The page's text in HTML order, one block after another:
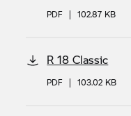
PDF | 102.87 KB
R 18 Classic
PDF | 103.02 KB